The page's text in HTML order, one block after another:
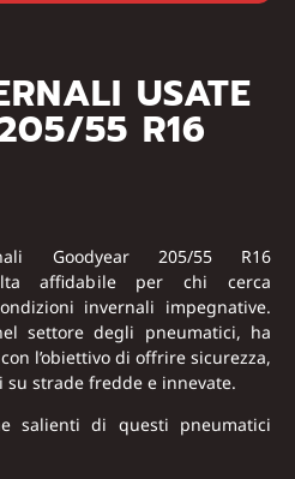
USATE
55 R16
Goodyear 205/55 R16
affidabile per chi cerca
invernali impegnative.
settore degli pneumatici, ha
l’obiettivo di offrire sicurezza,
strade fredde e innevate.
salienti di questi pneumatici